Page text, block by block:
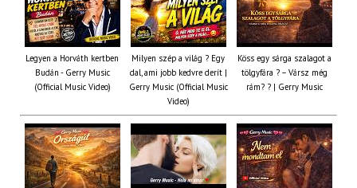
Legyen a Horváth kertben
Budán - Gerry Music
(Official Music Video)
Milyen szép a világ ? Egy
dal, ami jobb kedvre derít |
Gerry Music (Official Music
Video)
Köss egy sárga szalagot a
tölgyfára ?️ – Vársz még
rám? ? | Gerry Music